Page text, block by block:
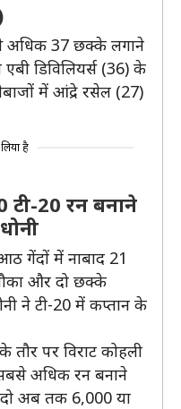
अधिक 37 छक्के लगाने
डिविलियर्स (36) के
में आंद्रे रसेल (27)
है
टी-20 रन बनाने
गेंदों में नाबाद 21
और दो छक्के
ने टी-20 में कप्तान के
तौर पर विराट कोहली
अधिक रन बनाने
अब तक 6,000 या